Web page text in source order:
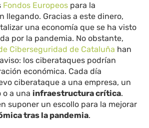
Fondos Europeos para la
llegando. Gracias a este dinero,
una economía que se ha visto
por la pandemia. No obstante,
Ciberseguridad de Cataluña han
los ciberataques podrían
económica. Cada día
ciberataque a una empresa, un
a una infraestructura crítica.
suponer un escollo para la mejorar
tras la pandemia.